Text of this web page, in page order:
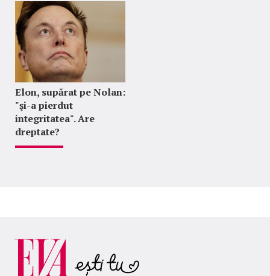
Elon, supărat pe Nolan:
"şi-a pierdut
integritatea". Are
dreptate?